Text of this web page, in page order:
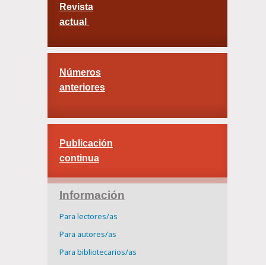
Revista
actual
Números
anteriores
Publicación
continua
Información
Para lectores/as
Para autores/as
Para bibliotecarios/as